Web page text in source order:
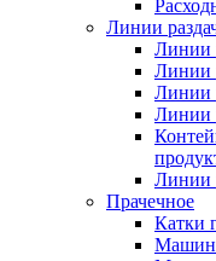
Линии
Линии
Линии
Линии
Линии
Линии
Прачечное
Катки